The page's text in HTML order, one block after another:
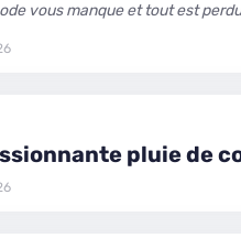
vous manque et tout est perdu
pluie de